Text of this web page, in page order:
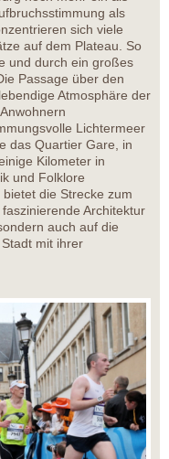
als
sich viele
auf dem Plateau. So
und durch ein großes
Passage über den
Atmosphäre der
Lichtermeer
das Quartier Gare, in
Kilometer in
und Folklore
die Strecke zum
Architektur
auch auf die
mit ihrer